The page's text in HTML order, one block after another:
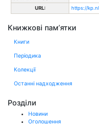
URL:
https://
Книжкові пам’ятки
Книги
Періодика
Колекції
Останні надходження
Розділи
Новини
Оголошення